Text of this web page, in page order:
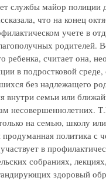
службы майор полиции
что на конец
учете в
родителей.
ребенка, считает она,
в подростковой
без надлежащего
внутри семьи или
несовершеннолетних.
на семью, школу
продуманная политика с
участвует в
собраниях,
здоровый